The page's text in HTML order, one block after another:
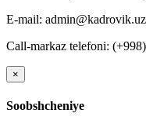
E-mail: admin@kadrovik.uz
Call-markaz telefoni:
×
Soobshcheniye